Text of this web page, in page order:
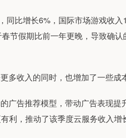
同比增长6%，国际市场游戏收
节假期比前一年更晚，导致确
多收入的同时，也增加了一些成
广告推荐模型，带动广告表现
利，推动了该季度云服务收入增